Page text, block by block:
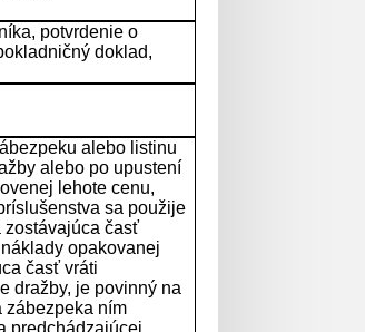
potvrdenie o
doklad,
alebo listinu
alebo po upustení
lehote cenu,
sa použije
zostávajúca časť
opakovanej
časť vráti
dražby, je povinný na
zábezpeka ním
predchádzajúcej